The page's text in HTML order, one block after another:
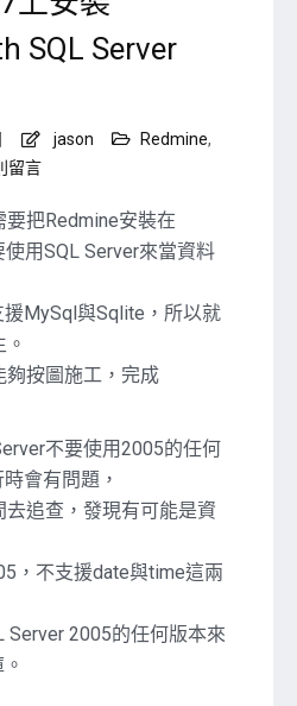
SQL Server
jason Redmine,
留言
把Redmine安裝在
用SQL Server來當資料
MySql與Sqlite，所以就
夠按圖施工，完成
不要使用2005的任何
會有問題，
追查，發現有可能是資
，不支援date與time這兩
Server 2005的任何版本來